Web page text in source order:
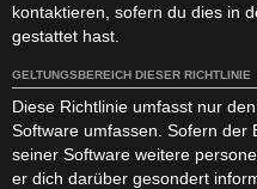
kontaktieren, sofern du dies in
gestattet hast.
GELTUNGSBEREICH DIESER RICHTLINIE
Diese Richtlinie umfasst nur
Software umfassen. Sofern der
seiner Software weitere
er dich darüber gesondert